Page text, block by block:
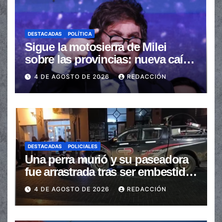
DESTACADAS POLÍTICA
Sigue la motosierra de Milei
sobre las provincias: nueva caída
de las transferencias no
automáticas
4 DE AGOSTO DE 2026 REDACCIÓN
DESTACADAS POLICIALES
Una perra murió y su paseadora
fue arrastrada tras ser embestidas
en la senda peatonal
4 DE AGOSTO DE 2026 REDACCIÓN